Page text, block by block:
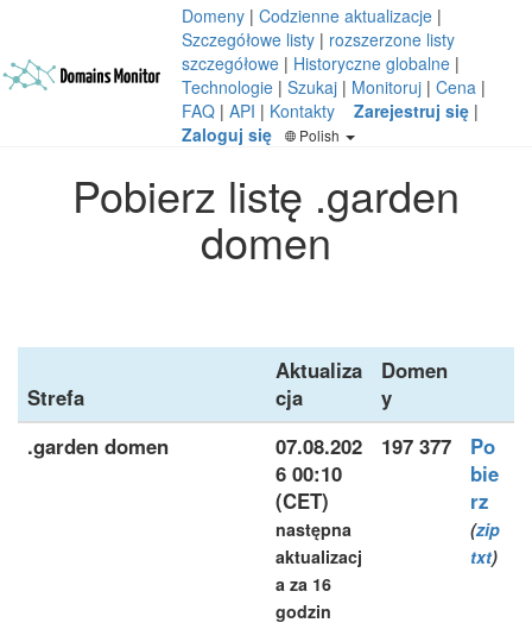
Domeny | Codzienne aktualizacje |
Szczegółowe listy | rozszerzone listy
szczegółowe | Historyczne globalne |
Technologie | Szukaj | Monitoruj | Cena |
FAQ | API | Kontakty Zarejestruj się |
Zaloguj się
Polish
Pobierz listę .garden
domen
Strefa
Aktualiza
cja
Domen
y
.garden domen
07.08.202
6 00:10
(CET)
następna
aktualizacj
a za 16
godzin
197 377
Po
bie
rz
(zip
txt)